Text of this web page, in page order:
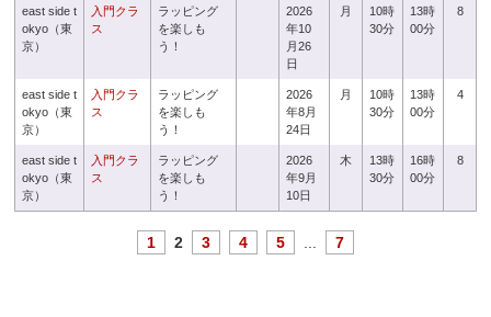
east side t
okyo（東
京）
入門クラ
ス
ラッピング
を楽しも
う！
2026
年10
月26
日
月
10時
30分
13時
00分
8
east side t
okyo（東
京）
入門クラ
ス
ラッピング
を楽しも
う！
2026
年8月
24日
月
10時
30分
13時
00分
4
east side t
okyo（東
京）
入門クラ
ス
ラッピング
を楽しも
う！
2026
年9月
10日
木
13時
30分
16時
00分
8
1 2 3 4 5 7